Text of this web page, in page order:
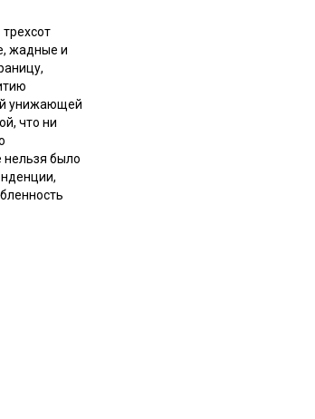
жадные и
унижающей
что ни
нельзя было